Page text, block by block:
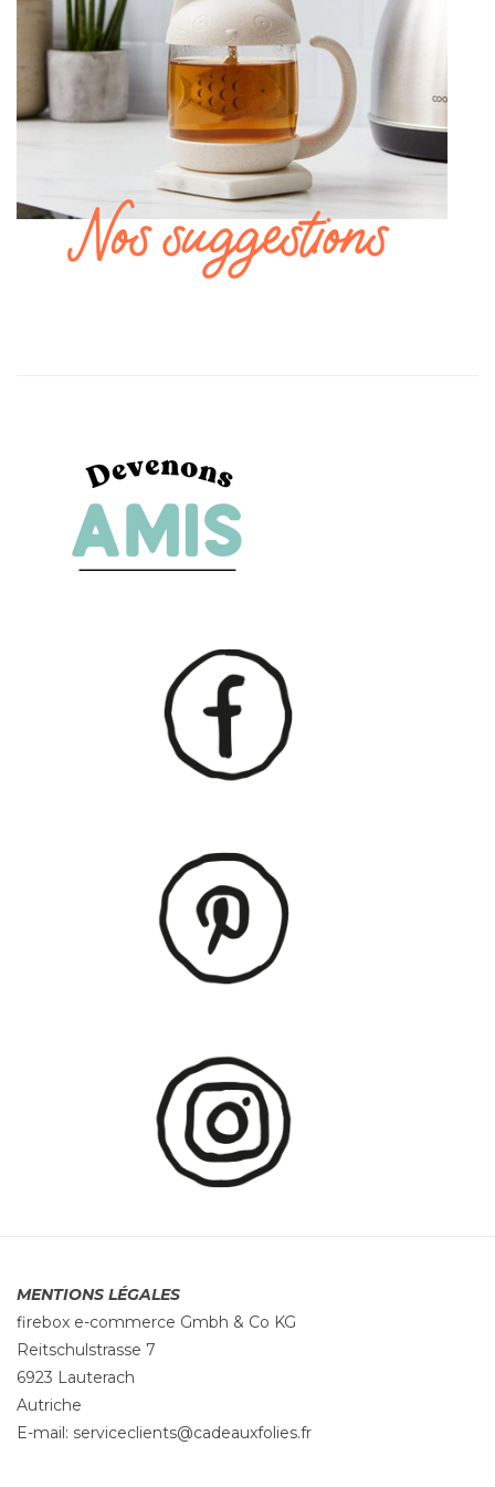
MENTIONS LÉGALES
firebox e-commerce Gmbh & Co KG
Reitschulstrasse 7
6923 Lauterach
Autriche
E-mail: serviceclients@cadeauxfolies.fr